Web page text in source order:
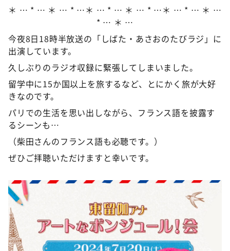
アナ回覧板
＊ … * … ＊ … * …＊ … * … ＊ … * …＊ … * … ＊ …
* … ＊ …
今夜8日18時半放送の「しばた・あさおのたびラジ」に
出演しています。
久しぶりのラジオ収録に緊張してしまいました。
留学中に15か国以上を旅するなど、とにかく旅が大好
きなのです。
パリでの生活を思い出しながら、フランス語を披露す
るシーンも…
（柴田さんのフランス語も必聴です。）
ぜひご拝聴いただけますと幸いです。